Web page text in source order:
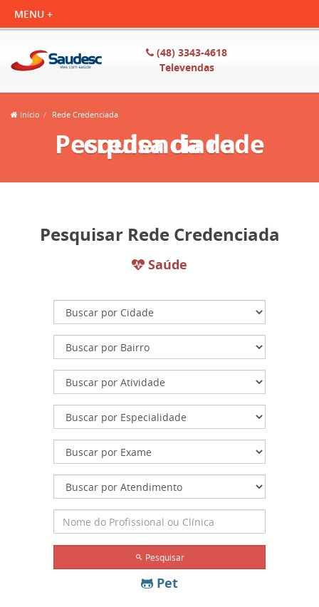
(48) 3343-4618
Televendas
Início Rede Credenciada
Pesquisa da rede credenciada
Pesquisar Rede Credenciada
Saúde
Pesquisar
Pet